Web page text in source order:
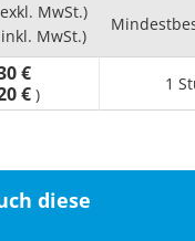
MwSt.)
MwSt.)
€
€ )
1
diese